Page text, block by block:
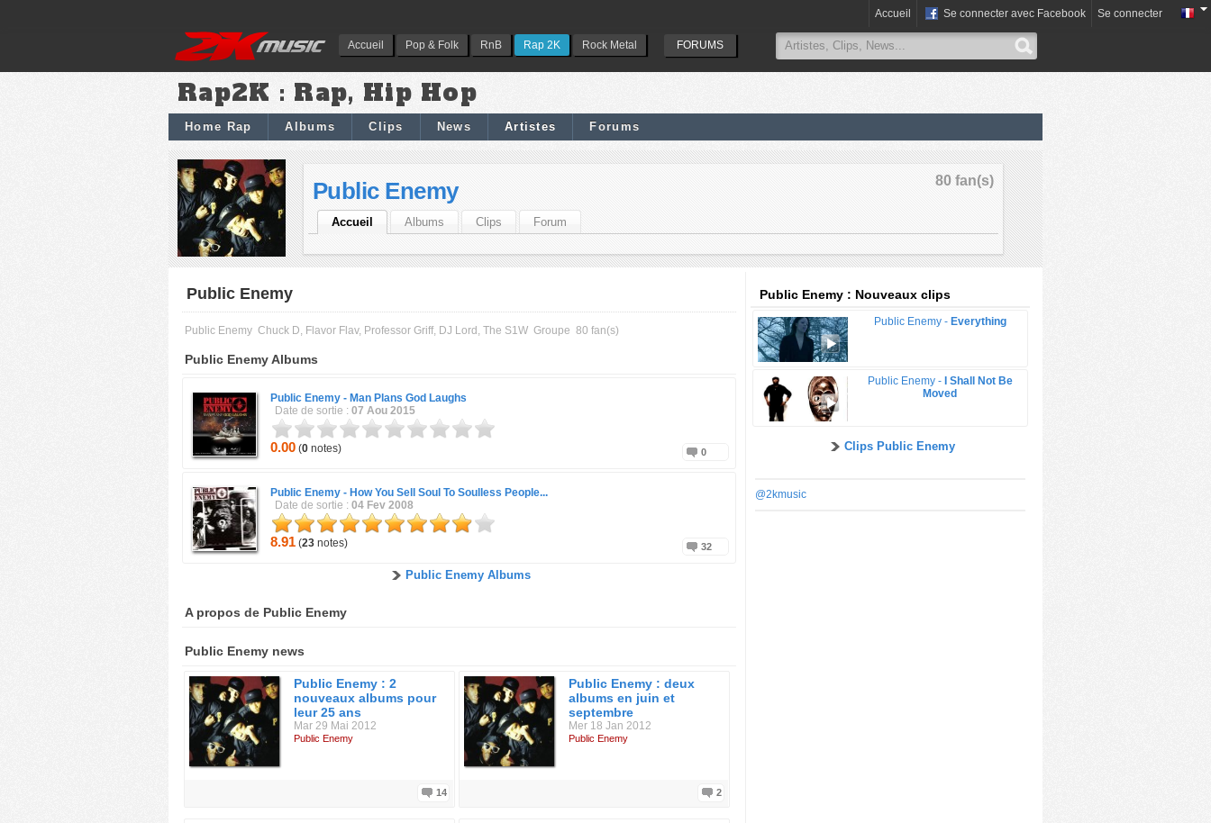
Accueil Pop & Folk RnB Rap 2K Rock Metal FORUMS
Accueil Se connecter avec Facebook Se connecter
Rap2K : Rap, Hip Hop
Home Rap Albums Clips News Artistes Forums
80 fan(s)
Public Enemy
Accueil Albums Clips Forum
Public Enemy
Public Enemy Chuck D, Flavor Flav, Professor Griff, DJ Lord, The S1W Groupe 80 fan(s)
Public Enemy Albums
Public Enemy - Man Plans God Laughs
Date de sortie : 07 Aou 2015
0.00 (0 notes) 0
Public Enemy - How You Sell Soul To Soulless People...
Date de sortie : 04 Fev 2008
8.91 (23 notes) 32
Public Enemy Albums
A propos de Public Enemy
Public Enemy news
Public Enemy : 2
nouveaux albums pour
leur 25 ans
Mar 29 Mai 2012
Public Enemy
14
Public Enemy : deux
albums en juin et
septembre
Mer 18 Jan 2012
Public Enemy
2
Public Enemy : Nouveaux clips
Public Enemy - Everything
Public Enemy -
I Shall Not Be
Moved
Clips Public Enemy
@2kmusic